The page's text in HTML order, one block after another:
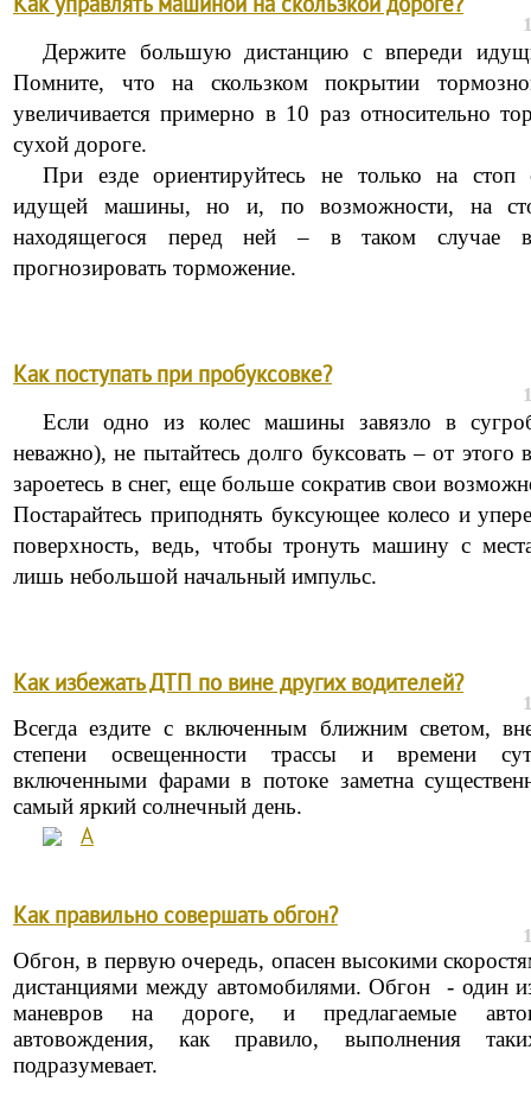
Держите большую дистанцию с впереди
Помните, что на скользком покрытии
увеличивается примерно в 10 раз относительно
сухой дороге.
При езде ориентируйтесь не только на стоп
идущей машины, но и, по возможности, на
находящегося перед ней – в таком случае
прогнозировать торможение.
Как поступать при пробуксовке?
Если одно из колес машины завязло в
неважно), не пытайтесь долго буксовать – от этого
зароетесь в снег, еще больше сократив свои
Постарайтесь приподнять буксующее колесо и
поверхность, ведь, чтобы тронуть машину с
лишь небольшой начальный импульс.
Как избежать ДТП по вине других водителей?
Всегда ездите с включенным ближним светом,
степени освещенности трассы и времени
включенными фарами в потоке заметна
самый яркий солнечный день.
А
Как правильно совершать обгон?
Обгон, в первую очередь, опасен высокими
дистанциями между автомобилями. Обгон - один
маневров на дороге, и предлагаемые
автовождения, как правило, выполнения
подразумевает.